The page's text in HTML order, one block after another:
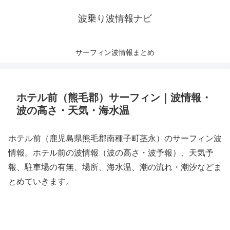
波乗り波情報ナビ
サーフィン波情報まとめ
ホテル前（熊毛郡）サーフィン｜波情報・
波の高さ・天気・海水温
ホテル前（鹿児島県熊毛郡南種子町茎永）のサーフィン波
情報。ホテル前の波情報（波の高さ・波予報）、天気予
報、駐車場の有無、場所、海水温、潮の流れ・潮汐などま
とめていきます。